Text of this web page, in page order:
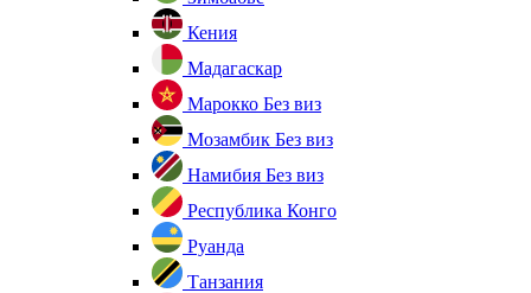
Кения
Мадагаскар
Марокко Без виз
Мозамбик Без виз
Намибия Без виз
Республика Конго
Руанда
Танзания